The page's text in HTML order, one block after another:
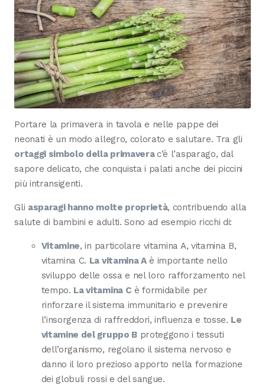
Portare la primavera in tavola e nelle pappe dei
neonati è un modo allegro, colorato e salutare. Tra gli
ortaggi simbolo della primavera c’è l’asparago, dal
sapore delicato, che conquista i palati anche dei piccini
più intransigenti.
Gli asparagi hanno molte proprietà, contribuendo alla
salute di bambini e adulti. Sono ad esempio ricchi di:
Vitamine, in particolare vitamina A, vitamina B,
vitamina C. La vitamina Aè importante nello
sviluppo delle ossa e nel loro rafforzamento nel
tempo. La vitamina C è formidabile per
rinforzare il sistema immunitario e prevenire
l’insorgenza di raffreddori, influenza e tosse. Le
vitamine del gruppo Bproteggono i tessuti
dell’organismo, regolano il sistema nervoso e
danno il loro prezioso apporto nella formazione
dei globuli rossi e del sangue.